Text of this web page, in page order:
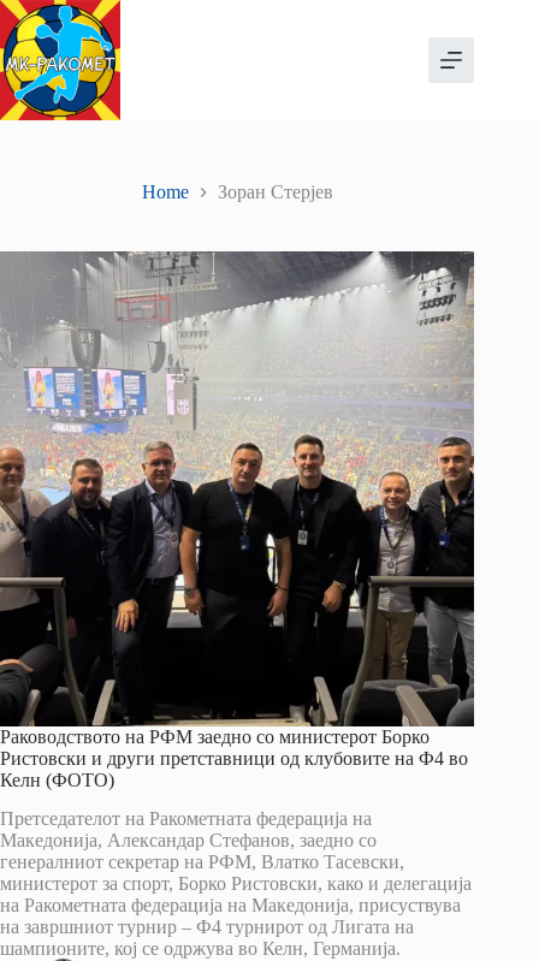
Skip
to
content
Home Зоран Стерјев
Раководството на РФМ заедно со министерот Борко
Ристовски и други претставници од клубовите на Ф4 во
Келн (ФОТО)
Претседателот на Ракометната федерација на
Македонија, Александар Стефанов, заедно со
генералниот секретар на РФМ, Влатко Тасевски,
министерот за спорт, Борко Ристовски, како и делегација
на Ракометната федерација на Македонија, присуствува
на завршниот турнир – Ф4 турнирот од Лигата на
шампионите, кој се одржува во Келн, Германија.